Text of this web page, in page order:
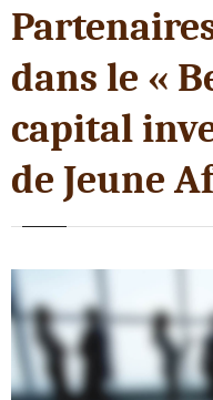
dans le «
capital
de Jeune